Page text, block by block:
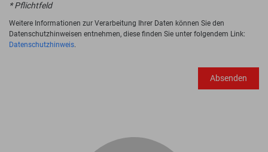
* Pflichtfeld
Weitere Informationen zur Verarbeitung Ihrer Daten können Sie den
Datenschutzhinweisen entnehmen, diese finden Sie unter folgendem Link:
Datenschutzhinweis.
Absenden